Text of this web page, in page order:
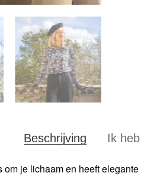
Beschrijving Ik
je lichaam en heeft